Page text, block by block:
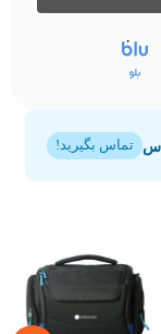
تماس بگیرید!